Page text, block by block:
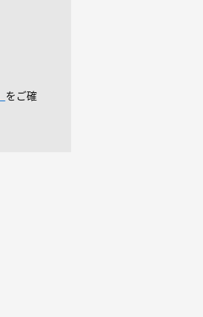
をご確